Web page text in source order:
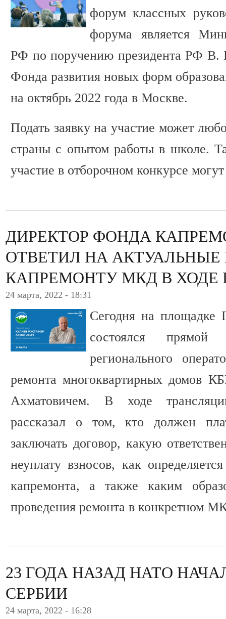
форум классных
форума является
РФ по поручению президента РФ В.
Фонда развития новых форм
на октябрь 2022 года в Москве.
Подать заявку на участие может
страны с опытом работы в школе.
участие в отборочном конкурсе
ДИРЕКТОР ФОНДА
ОТВЕТИЛ НА
КАПРЕМОНТУ МКД В ХОДЕ
24 марта, 2022 - 18:31
Сегодня на площадке
состоялся
регионального
ремонта многоквартирных домов
Ахматовичем. В ходе
рассказал о том, кто должен
заключать договор, какую
неуплату взносов, как
капремонта, а также каким
проведения ремонта в конкретном
23 ГОДА НАЗАД НАТО
СЕРБИИ
24 марта, 2022 - 16:28